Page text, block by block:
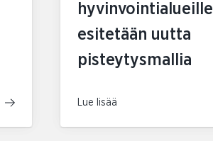
hyvinvointialueille
esitetään uutta
pisteytysmallia
Lue lisää